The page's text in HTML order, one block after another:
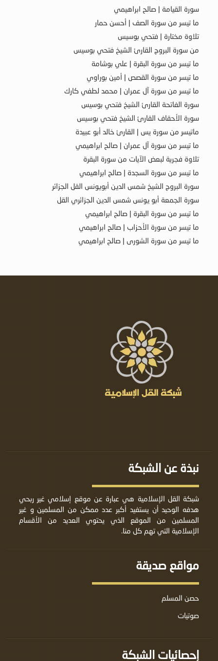
سورة القيامة | صالح ابراهيمي
ما تيسر من سورة الصف | أحسن حمار
تلاوة مختارة | فتحي بوسيس
من سورة البروج القارئ الشيخ فتحي بوسيس
ما تيسر من سورة البقرة | علي بوشامة
ما تيسر من سورة القصص | أمين بوراوي
ما تيسر من سورة آل عمران | محمد لطفي كارك
سورة الفاتحة القارئ الشيخ فتحي بوسيس
سورة الأحقاف القارئ الشيخ فتحي بوسيس
ماتيسر من سورة يس | القارئ خالد أبو عبيدة
ما تيسر من سورة آل عمران | صالح ابراهيمي
تلاوة فجرية لبعض الآيات من سورة البقرة
ما تيسر من سورة السجدة | صالح ابراهيمي
سورة البروج الشيخ شمس الدين أبويونس القل الجزائر
سورة الجمعة أبو يونس شمس الدين الجزائري القل
ما تيسر من سورة البقرة | صالح ابراهيمي
ما تيسر من سورة الأحزاب | صالح ابراهيمي
ما تيسر من سورة الشورى | صالح ابراهيمي
نبذة عن الشبكة
شبكة القل الإسلامية هي عبارة عن موقع إسلامي غير ربحي
هدفه الوحيد أن يستفيد أكبر عدد ممكن من المسلمين و غير
المسلمين من الموقع الذي يحتوي العديد من الأقسام
الإسلامية التي تهم كل منا.
مواقع صديقة
حصن المسلم
صوتيات
إحصائيات الشبكة